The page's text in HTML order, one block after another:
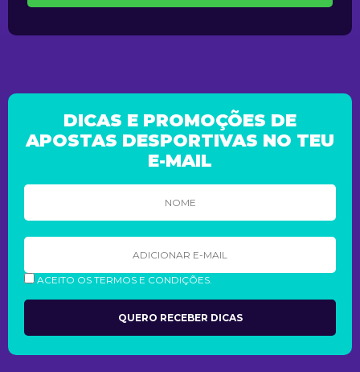
DICAS E PROMOÇÕES DE
APOSTAS DESPORTIVAS NO TEU
E-MAIL
ACEITO OS TERMOS E CONDIÇÕES.